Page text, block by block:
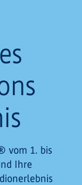
vom 1. bis
Ihre